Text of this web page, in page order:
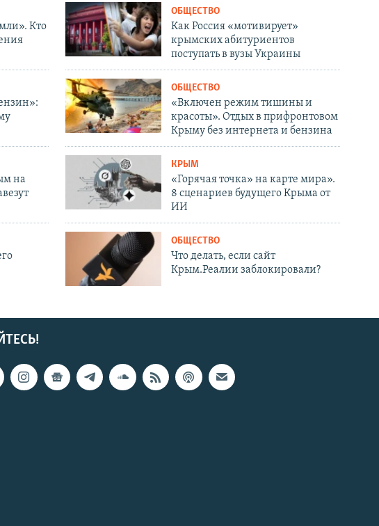
Кто
ОБЩЕСТВО
Как Россия «мотивирует»
крымских абитуриентов
поступать в вузы Украины
ОБЩЕСТВО
«Включен режим тишины и
красоты». Отдых в прифронтовом
Крыму без интернета и бензина
на
КРЫМ
«Горячая точка» на карте мира».
8 сценариев будущего Крыма от
ИИ
ОБЩЕСТВО
Что делать, если сайт
Крым.Реалии заблокировали?